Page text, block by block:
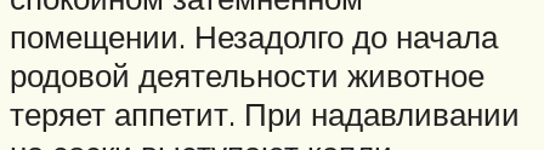
помещении. Незадолго до начала
родовой деятельности животное
теряет аппетит. При надавливании